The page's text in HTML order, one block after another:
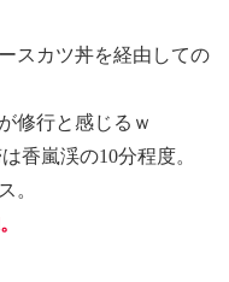
スカツ丼を経由しての
修行と感じるｗ
香嵐渓の10分程度。
。